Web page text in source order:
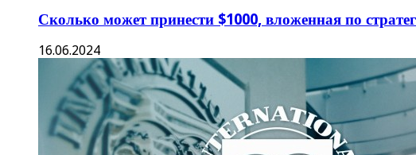
Сколько может принести $1000, вложенная по
16.06.2024